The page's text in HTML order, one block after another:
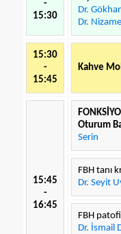
-
15:30
Dr.
Dr.
15:30
-
15:45
Kahve
15:45
-
16:45
Oturum
Serin
FBH tanı
Dr. Seyit
FBH
Dr. İsmail